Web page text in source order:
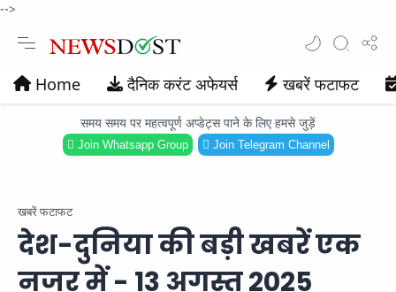
-->
Home दैनिक करंट अफेयर्स खबरें फटाफट
समय समय पर महत्वपूर्ण अप्डेट्स पाने के लिए हमसे जुड़ें
Join Whatsapp Group Join Telegram Channel
खबरें फटाफट
देश-दुनिया की बड़ी खबरें एक
नजर में - 13 अगस्त 2025